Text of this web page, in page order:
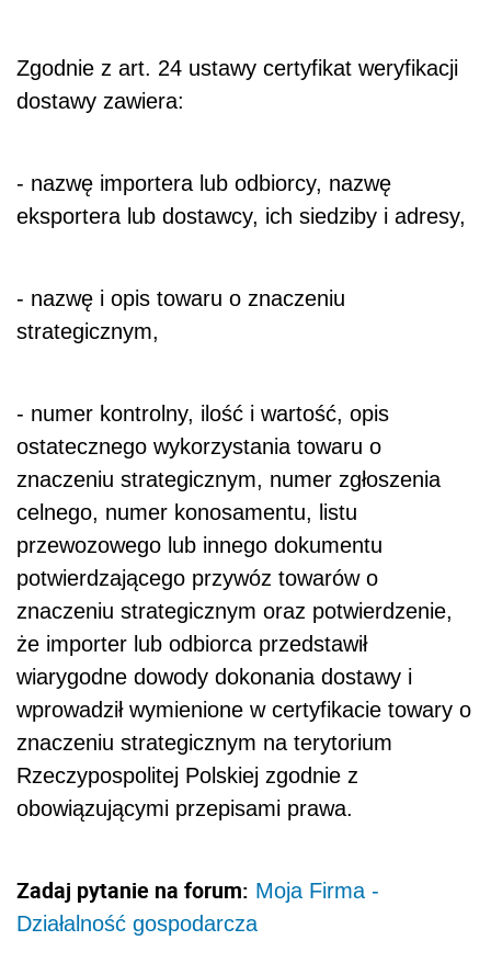
Zgodnie z art. 24 ustawy certyfikat weryfikacji
dostawy zawiera:
- nazwę importera lub odbiorcy, nazwę
eksportera lub dostawcy, ich siedziby i adresy,
- nazwę i opis towaru o znaczeniu
strategicznym,
- numer kontrolny, ilość i wartość, opis
ostatecznego wykorzystania towaru o
znaczeniu strategicznym, numer zgłoszenia
celnego, numer konosamentu, listu
przewozowego lub innego dokumentu
potwierdzającego przywóz towarów o
znaczeniu strategicznym oraz potwierdzenie,
że importer lub odbiorca przedstawił
wiarygodne dowody dokonania dostawy i
wprowadził wymienione w certyfikacie towary o
znaczeniu strategicznym na terytorium
Rzeczypospolitej Polskiej zgodnie z
obowiązującymi przepisami prawa.
Zadaj pytanie na forum: Moja Firma -
Działalność gospodarcza